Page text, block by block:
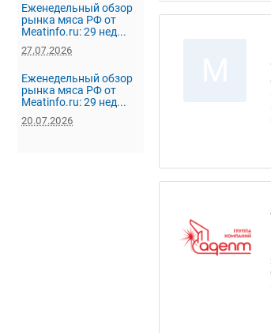
Еженедельный обзор
рынка мяса РФ от
Meatinfo.ru: 29 нед...
27.07.2026
Еженедельный обзор
рынка мяса РФ от
Meatinfo.ru: 29 нед...
20.07.2026